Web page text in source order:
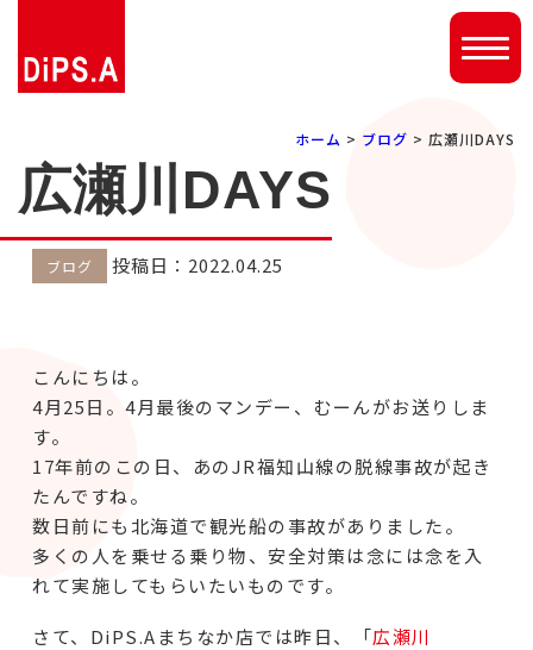
ホーム > ブログ > 広瀬川DAYS
広瀬川DAYS
ブログ 投稿日：2022.04.25
こんにちは。
4月25日。4月最後のマンデー、むーんがお送りしま
す。
17年前のこの日、あのJR福知山線の脱線事故が起き
たんですね。
数日前にも北海道で観光船の事故がありました。
多くの人を乗せる乗り物、安全対策は念には念を入
れて実施してもらいたいものです。
さて、DiPS.Aまちなか店では昨日、「広瀬川